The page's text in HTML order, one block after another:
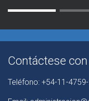
Contáctese
Teléfono: +54-11-